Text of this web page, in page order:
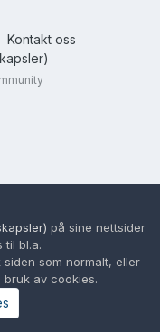
Kontakt oss
på sine nettsider
til bl.a.
som normalt, eller
av cookies.